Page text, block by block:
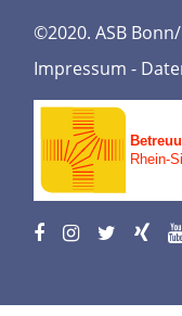
©2020. ASB
Impressum -